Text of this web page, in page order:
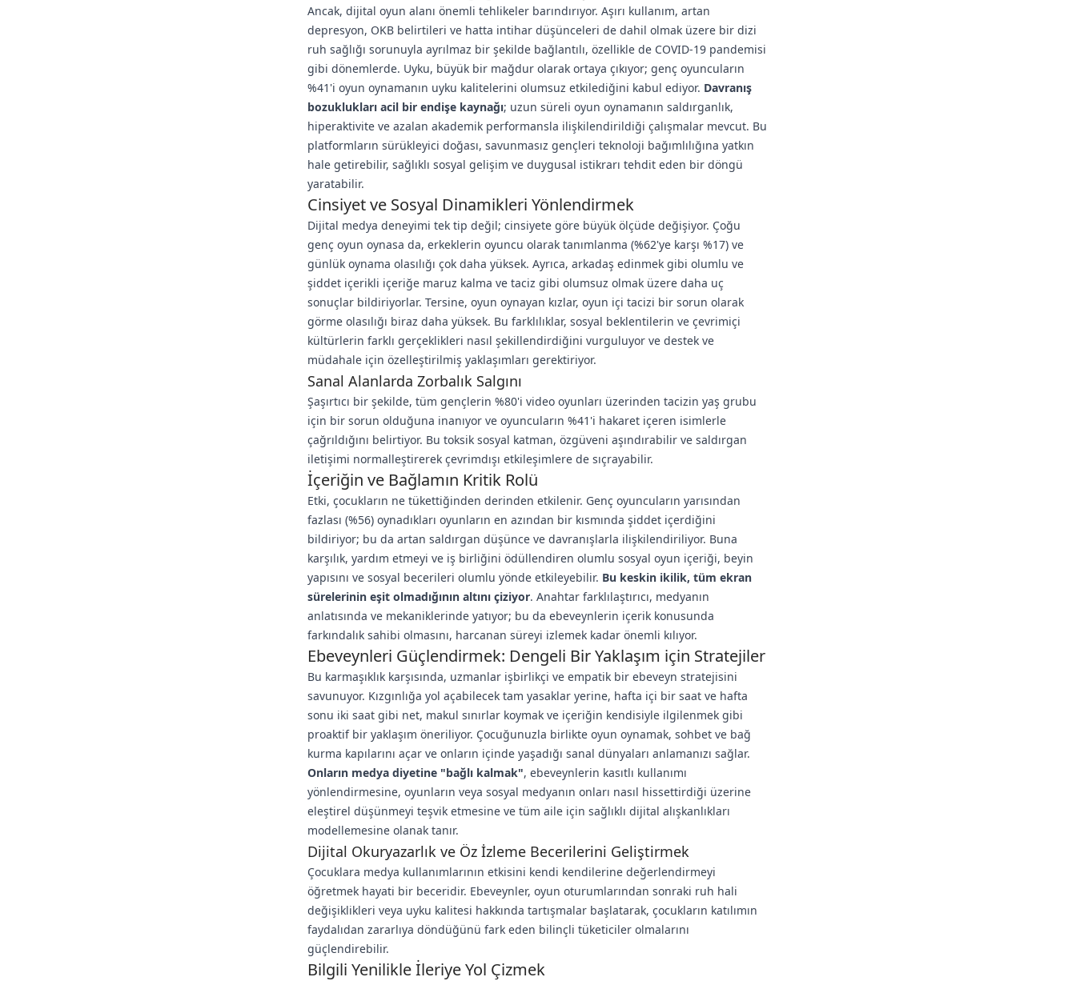
Ancak, dijital oyun alanı önemli tehlikeler barındırıyor. Aşırı kullanım, artan
depresyon, OKB belirtileri ve hatta intihar düşünceleri de dahil olmak üzere bir dizi
ruh sağlığı sorunuyla ayrılmaz bir şekilde bağlantılı, özellikle de COVID-19 pandemisi
gibi dönemlerde. Uyku, büyük bir mağdur olarak ortaya çıkıyor; genç oyuncuların
%41'i oyun oynamanın uyku kalitelerini olumsuz etkilediğini kabul ediyor. Davranış
bozuklukları acil bir endişe kaynağı; uzun süreli oyun oynamanın saldırganlık,
hiperaktivite ve azalan akademik performansla ilişkilendirildiği çalışmalar mevcut. Bu
platformların sürükleyici doğası, savunmasız gençleri teknoloji bağımlılığına yatkın
hale getirebilir, sağlıklı sosyal gelişim ve duygusal istikrarı tehdit eden bir döngü
yaratabilir.
Cinsiyet ve Sosyal Dinamikleri Yönlendirmek
Dijital medya deneyimi tek tip değil; cinsiyete göre büyük ölçüde değişiyor. Çoğu
genç oyun oynasa da, erkeklerin oyuncu olarak tanımlanma (%62'ye karşı %17) ve
günlük oynama olasılığı çok daha yüksek. Ayrıca, arkadaş edinmek gibi olumlu ve
şiddet içerikli içeriğe maruz kalma ve taciz gibi olumsuz olmak üzere daha uç
sonuçlar bildiriyorlar. Tersine, oyun oynayan kızlar, oyun içi tacizi bir sorun olarak
görme olasılığı biraz daha yüksek. Bu farklılıklar, sosyal beklentilerin ve çevrimiçi
kültürlerin farklı gerçeklikleri nasıl şekillendirdiğini vurguluyor ve destek ve
müdahale için özelleştirilmiş yaklaşımları gerektiriyor.
Sanal Alanlarda Zorbalık Salgını
Şaşırtıcı bir şekilde, tüm gençlerin %80'i video oyunları üzerinden tacizin yaş grubu
için bir sorun olduğuna inanıyor ve oyuncuların %41'i hakaret içeren isimlerle
çağrıldığını belirtiyor. Bu toksik sosyal katman, özgüveni aşındırabilir ve saldırgan
iletişimi normalleştirerek çevrimdışı etkileşimlere de sıçrayabilir.
İçeriğin ve Bağlamın Kritik Rolü
Etki, çocukların ne tükettiğinden derinden etkilenir. Genç oyuncuların yarısından
fazlası (%56) oynadıkları oyunların en azından bir kısmında şiddet içerdiğini
bildiriyor; bu da artan saldırgan düşünce ve davranışlarla ilişkilendiriliyor. Buna
karşılık, yardım etmeyi ve iş birliğini ödüllendiren olumlu sosyal oyun içeriği, beyin
yapısını ve sosyal becerileri olumlu yönde etkileyebilir. Bu keskin ikilik, tüm ekran
sürelerinin eşit olmadığının altını çiziyor. Anahtar farklılaştırıcı, medyanın
anlatısında ve mekaniklerinde yatıyor; bu da ebeveynlerin içerik konusunda
farkındalık sahibi olmasını, harcanan süreyi izlemek kadar önemli kılıyor.
Ebeveynleri Güçlendirmek: Dengeli Bir Yaklaşım için Stratejiler
Bu karmaşıklık karşısında, uzmanlar işbirlikçi ve empatik bir ebeveyn stratejisini
savunuyor. Kızgınlığa yol açabilecek tam yasaklar yerine, hafta içi bir saat ve hafta
sonu iki saat gibi net, makul sınırlar koymak ve içeriğin kendisiyle ilgilenmek gibi
proaktif bir yaklaşım öneriliyor. Çocuğunuzla birlikte oyun oynamak, sohbet ve bağ
kurma kapılarını açar ve onların içinde yaşadığı sanal dünyaları anlamanızı sağlar.
Onların medya diyetine "bağlı kalmak", ebeveynlerin kasıtlı kullanımı
yönlendirmesine, oyunların veya sosyal medyanın onları nasıl hissettirdiği üzerine
eleştirel düşünmeyi teşvik etmesine ve tüm aile için sağlıklı dijital alışkanlıkları
modellemesine olanak tanır.
Dijital Okuryazarlık ve Öz İzleme Becerilerini Geliştirmek
Çocuklara medya kullanımlarının etkisini kendi kendilerine değerlendirmeyi
öğretmek hayati bir beceridir. Ebeveynler, oyun oturumlarından sonraki ruh hali
değişiklikleri veya uyku kalitesi hakkında tartışmalar başlatarak, çocukların katılımın
faydalıdan zararlıya döndüğünü fark eden bilinçli tüketiciler olmalarını
güçlendirebilir.
Bilgili Yenilikle İleriye Yol Çizmek